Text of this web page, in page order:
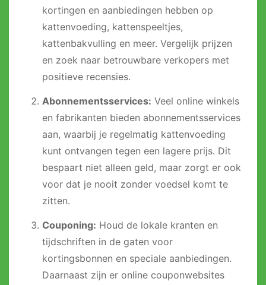
kortingen en aanbiedingen hebben op
kattenvoeding, kattenspeeltjes,
kattenbakvulling en meer. Vergelijk prijzen
en zoek naar betrouwbare verkopers met
positieve recensies.
Abonnementsservices: Veel online winkels
en fabrikanten bieden abonnementsservices
aan, waarbij je regelmatig kattenvoeding
kunt ontvangen tegen een lagere prijs. Dit
bespaart niet alleen geld, maar zorgt er ook
voor dat je nooit zonder voedsel komt te
zitten.
Couponing: Houd de lokale kranten en
tijdschriften in de gaten voor
kortingsbonnen en speciale aanbiedingen.
Daarnaast zijn er online couponwebsites